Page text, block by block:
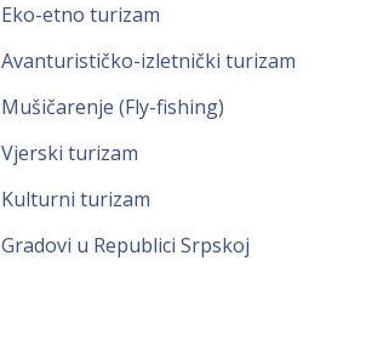
Eko-etno turizam
Avanturističko-izletnički turizam
Mušičarenje (Fly-fishing)
Vjerski turizam
Kulturni turizam
Gradovi u Republici Srpskoj